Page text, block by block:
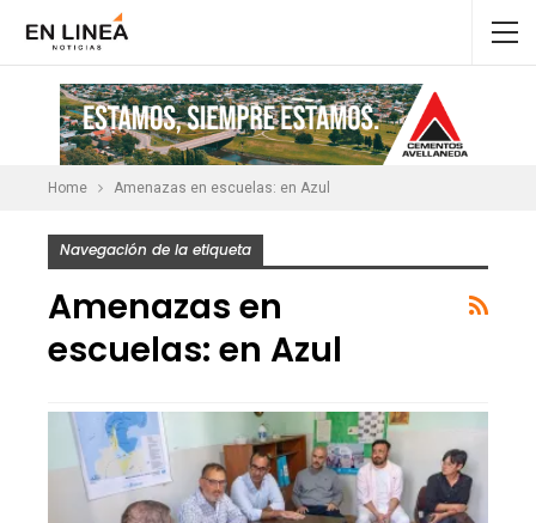
Home Amenazas en escuelas: en Azul
Navegación de la etiqueta
Amenazas en
escuelas: en Azul